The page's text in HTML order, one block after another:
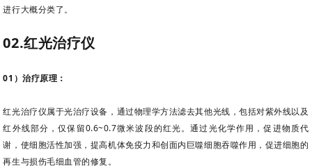
进行大概分类了。
02.红光治疗仪
01）治疗原理：
红光治疗仪属于光治疗设备，通过物理学方法滤去其他光线，包括对紫外线以及
红外线部分，仅保留0.6~0.7微米波段的红光。通过光化学作用，促进物质代
谢，使细胞活性加强，提高机体免疫力和创面内巨噬细胞吞噬作用，促进细胞的
再生与损伤毛细血管的修复。